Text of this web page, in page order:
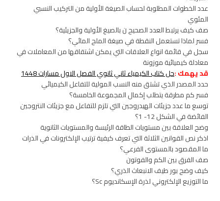
عدد الخطوات المطلوبة لحساب الصيغة الأولية من التركيب النسبي
المئوي
صف كيف يرتبط العدد الصحيح ن بالصيغ الأولية والجزيئية؟
فسر لماذا تستعمل النقطة في صيغة الملح المائي؟
سجل في قائمة انواع العلاقات التي يمكن اشتقاقها من المعاملات في
معادلة كيميائية موزونة
قد يهمك :حل كتاب الكيمياء ثاني ثانوي الفصل الاول مسارات 1448
حدد المصدر الذي تشتق منه النسب المولية للتفاعل الكيميائي
فسر كم مطرقة يتطلب إكمال المجموعة الخامسة؟
توسع ما عدد جزيئات الهيدروجين التي تلزم للتفاعل مع جزيئات النتروجين
الفائضة في الشكل 12- 1؟
وضح العلاقة بين مستويات الطاقة الرئيسة والمستويات الثانوية
اذكر نص القوانين الثلاثة التي تعرف كيفية ترتيب الإلكترونات في الذرات
ما المقصود بالمستوى الفرعي؟
صف الفرق بين الكم والفوتون
كيف وضح بور طيف الانبعاث الذري؟
ما التوزيع الإلكتروني لذرة الإسكانديوم Sc؟